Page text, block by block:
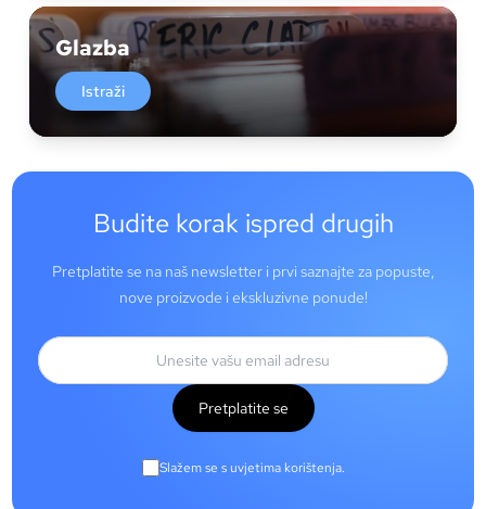
Glazba
Istraži
Budite korak ispred drugih
Pretplatite se na naš newsletter i prvi saznajte za popuste,
nove proizvode i ekskluzivne ponude!
Pretplatite se
Slažem se s uvjetima korištenja.